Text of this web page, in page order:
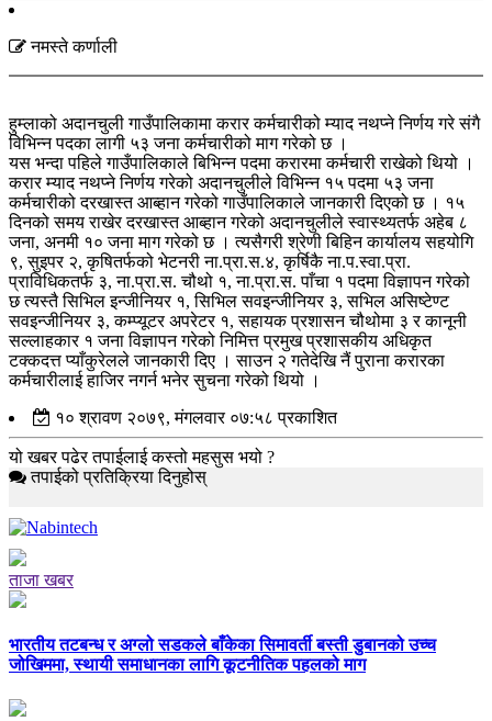
नमस्ते कर्णाली
हुम्लाको अदानचुली गाउँपालिकामा करार कर्मचारीको म्याद नथप्ने निर्णय गरे संगै
विभिन्न पदका लागी ५३ जना कर्मचारीको माग गरेको छ ।
यस भन्दा पहिले गाउँपालिकाले बिभिन्न पदमा करारमा कर्मचारी राखेको थियो ।
करार म्याद नथप्ने निर्णय गरेको अदानचुलीले विभिन्न १५ पदमा ५३ जना
कर्मचारीको दरखास्त आब्हान गरेको गाउँपालिकाले जानकारी दिएको छ । १५
दिनको समय राखेर दरखास्त आब्हान गरेको अदानचुलीले स्वास्थ्यतर्फ अहेब ८
जना, अनमी १० जना माग गरेको छ । त्यसैगरी श्रेणी बिहिन कार्यालय सहयोगि
९, सुइपर २, कृषितर्फको भेटनरी ना.प्रा.स.४, कृर्षिकै ना.प.स्वा.प्रा.
प्राविधिकतर्फ ३, ना.प्रा.स. चौथो १, ना.प्रा.स. पाँचा १ पदमा विज्ञापन गरेको
छ त्यस्तै सिभिल इन्जीनियर १, सिभिल सवइन्जीनियर ३, सभिल असिष्टेण्ट
सवइन्जीनियर ३, कम्प्यूटर अपरेटर १, सहायक प्रशासन चौथोमा ३ र कानूनी
सल्लाहकार १ जना विज्ञापन गरेको निमित्त प्रमुख प्रशासकीय अधिकृत
टक्कदत्त प्याँकुरेलले जानकारी दिए । साउन २ गतेदेखि नैं पुराना करारका
कर्मचारीलाई हाजिर नगर्न भनेर सुचना गरेको थियो ।
१० श्रावण २०७९, मंगलवार ०७:५८ प्रकाशित
यो खबर पढेर तपाईलाई कस्तो महसुस भयो ?
तपाईको प्रतिक्रिया दिनुहोस्
ताजा खबर
भारतीय तटबन्ध र अग्लो सडकले बाँकेका सिमावर्ती बस्ती डुबानको उच्च
जोखिममा, स्थायी समाधानका लागि कूटनीतिक पहलको माग